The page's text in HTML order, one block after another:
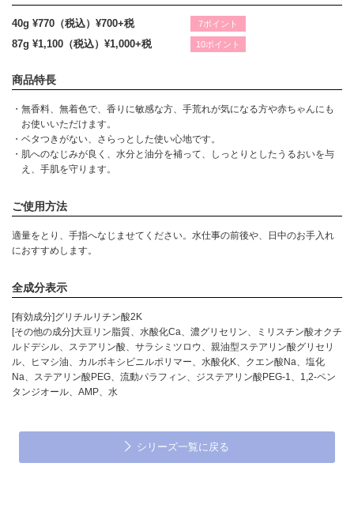
40g ¥770（税込） ¥700+税 7ポイント
87g ¥1,100（税込） ¥1,000+税 10ポイント
商品特長
・無香料、無着色で、香りに敏感な方、手荒れが気になる方や赤ちゃんにも
お使いいただけます。
・ベタつきがない、さらっとした使い心地です。
・肌へのなじみが良く、水分と油分を補って、しっとりとしたうるおいを与
え、手肌を守ります。
ご使用方法
適量をとり、手指へなじませてください。水仕事の前後や、日中のお手入れ
におすすめします。
全成分表示
[有効成分]グリチルリチン酸2K
[その他の成分]大豆リン脂質、水酸化Ca、濃グリセリン、ミリスチン酸オクチ
ルドデシル、ステアリン酸、サラシミツロウ、親油型ステアリン酸グリセリ
ル、ヒマシ油、カルボキシビニルポリマー、水酸化K、クエン酸Na、塩化
Na、ステアリン酸PEG、流動パラフィン、ジステアリン酸PEG-1、1,2-ペン
タンジオール、AMP、水
シリーズ一覧に戻る